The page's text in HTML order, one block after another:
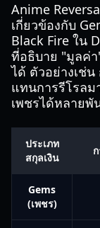
Anime
เกี่ยวข้องกับ
Black Fire ใน
ที่อธิบาย "มูลค่
ได้ ตัวอย่างเช่น
แทนการรีโรล
เพชรได้หลายพั
ประเภท
สกุลเงิน
Gems
(เพชร)